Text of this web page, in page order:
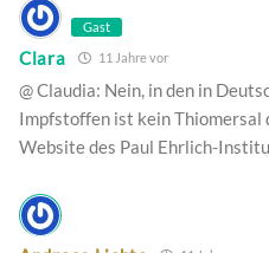
Gast
Clara 11 Jahre vor
@ Claudia: Nein, in den in
Impfstoffen ist kein Thiomersal
Website des Paul Ehrlich-